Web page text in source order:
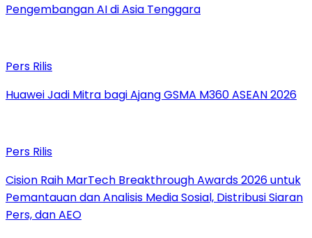
Pengembangan AI di Asia Tenggara
Pers Rilis
Huawei Jadi Mitra bagi Ajang GSMA M360 ASEAN 2026
Pers Rilis
Cision Raih MarTech Breakthrough Awards 2026 untuk
Pemantauan dan Analisis Media Sosial, Distribusi Siaran
Pers, dan AEO